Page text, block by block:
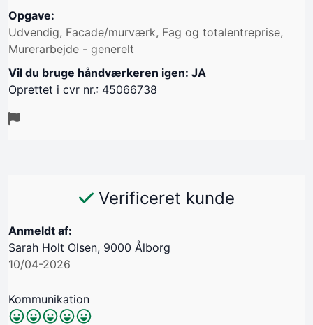
Opgave:
Udvendig, Facade/murværk, Fag og totalentreprise,
Murerarbejde - generelt
Vil du bruge håndværkeren igen: JA
Oprettet i cvr nr.: 45066738
Verificeret kunde
Anmeldt af:
Sarah Holt Olsen, 9000 Ålborg
10/04-2026
Kommunikation